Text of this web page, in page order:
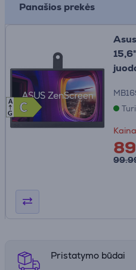
Panašios prekės
C
C
A
G
89
Pristatymo būdai